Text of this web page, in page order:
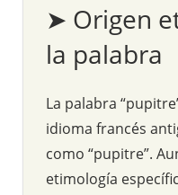
➤ Origen
la palabra
La palabra
idioma francés
como “pupitre”.
etimología